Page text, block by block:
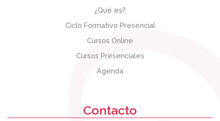
¿Qué es?
Ciclo Formativo Presencial
Cursos Online
Cursos Presenciales
Agenda
Contacto